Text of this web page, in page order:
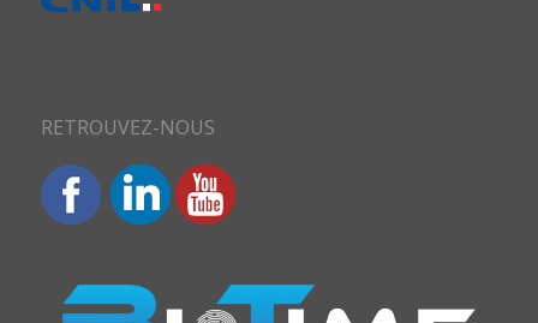
RETROUVEZ-NOUS